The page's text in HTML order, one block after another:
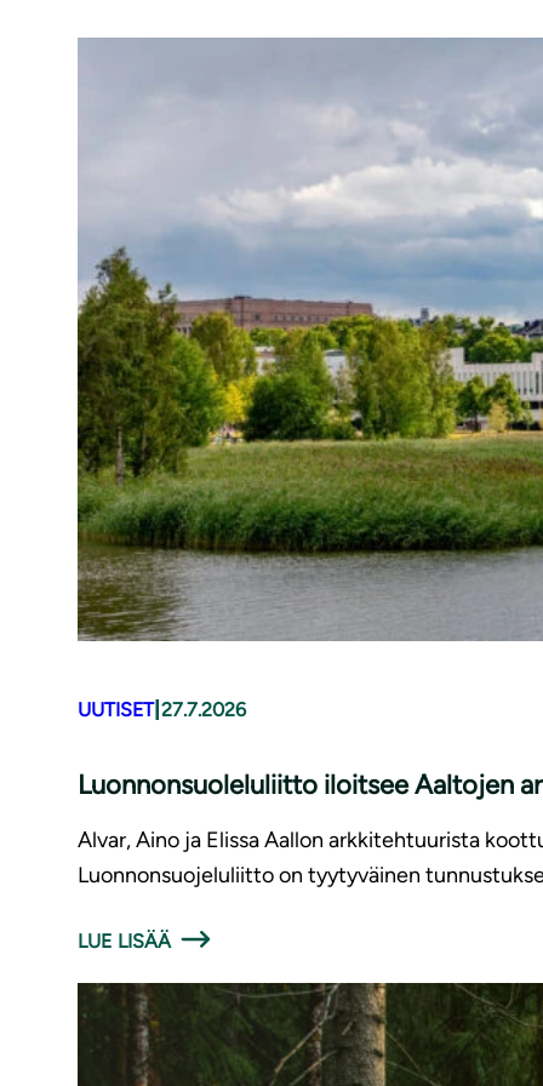
UUTISET| 27.7.2026
Luonnonsuoleluliitto iloitsee Aaltojen
Alvar, Aino ja Elissa Aallon arkkitehtuurista
Luonnonsuojeluliitto on tyytyväinen
LUE LISÄÄ